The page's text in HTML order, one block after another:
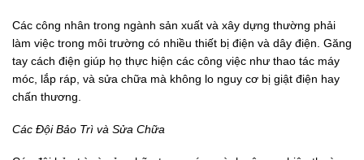
Các công nhân trong ngành sản xuất và xây dựng thường phải
làm việc trong môi trường có nhiều thiết bị điện và dây điện. Găng
tay cách điện giúp họ thực hiện các công việc như thao tác máy
móc, lắp ráp, và sửa chữa mà không lo nguy cơ bị giật điện hay
chấn thương.
Các Đội Bảo Trì và Sửa Chữa